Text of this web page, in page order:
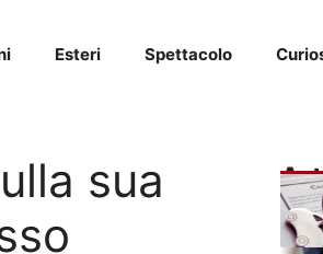
Esteri Spettacolo
sua